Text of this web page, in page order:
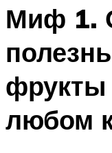
Миф 1.
любом